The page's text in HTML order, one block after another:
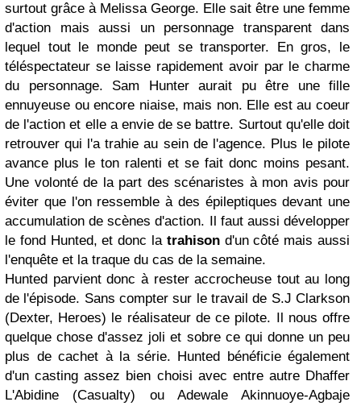
surtout grâce à Melissa George. Elle sait être une femme
d'action mais aussi un personnage transparent dans
lequel tout le monde peut se transporter. En gros, le
téléspectateur se laisse rapidement avoir par le charme
du personnage. Sam Hunter aurait pu être une fille
ennuyeuse ou encore niaise, mais non. Elle est au coeur
de l'action et elle a envie de se battre. Surtout qu'elle doit
retrouver qui l'a trahie au sein de l'agence. Plus le pilote
avance plus le ton ralenti et se fait donc moins pesant.
Une volonté de la part des scénaristes à mon avis pour
éviter que l'on ressemble à des épileptiques devant une
accumulation de scènes d'action. Il faut aussi développer
le fond Hunted, et donc la trahisond'un côté mais aussi
l'enquête et la traque du cas de la semaine.
Hunted parvient donc à rester accrocheuse tout au long
de l'épisode. Sans compter sur le travail de S.J Clarkson
(Dexter, Heroes) le réalisateur de ce pilote. Il nous offre
quelque chose d'assez joli et sobre ce qui donne un peu
plus de cachet à la série. Hunted bénéficie également
d'un casting assez bien choisi avec entre autre Dhaffer
L'Abidine (Casualty) ou Adewale Akinnuoye-Agbaje